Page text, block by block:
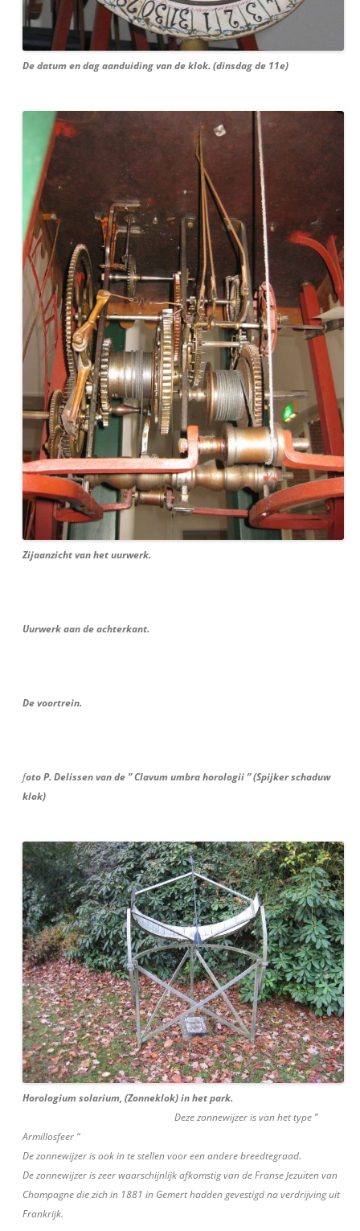
De datum en dag aanduiding van de klok. (dinsdag de 11e)
Zijaanzicht van het uurwerk.
Uurwerk aan de achterkant.
De voortrein.
foto P. Delissen van de ” Clavum umbra horologii ” (Spijker schaduw
klok)
Horologium solarium, (Zonneklok) in het park.
Deze zonnewijzer is van het type ”
Armillosfeer “
De zonnewijzer is ook in te stellen voor een andere breedtegraad.
De zonnewijzer is zeer waarschijnlijk afkomstig van de Franse Jezuïten van
Champagne die zich in 1881 in Gemert hadden gevestigd na verdrijving uit
Frankrijk.